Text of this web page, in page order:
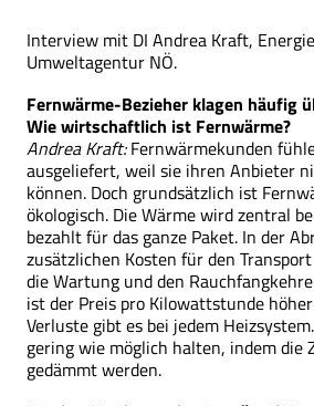
Interview mit DI Andrea Kraft,
Umweltagentur NÖ.
Fernwärme-Bezieher klagen häufig
Wie wirtschaftlich ist Fernwärme?
Andrea Kraft:Fernwärmekunden
ausgeliefert, weil sie ihren Anbieter
können. Doch grundsätzlich ist
ökologisch. Die Wärme wird zentral
bezahlt für das ganze Paket. In der
zusätzlichen Kosten für den
die Wartung und den
ist der Preis pro Kilowattstunde höher
Verluste gibt es bei jedem
gering wie möglich halten, indem die
gedämmt werden.